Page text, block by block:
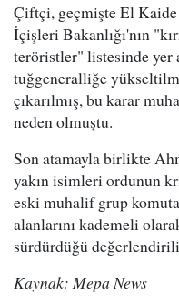
Çiftçi, geçmişte El Kaide
İçişleri Bakanlığı'nın
teröristler" listesinde yer
tuğgeneralliğe
çıkarılmış, bu karar
neden olmuştu.
Son atamayla birlikte
yakın isimleri ordunun
eski muhalif grup
alanlarını kademeli
sürdürdüğü
Kaynak: Mepa News